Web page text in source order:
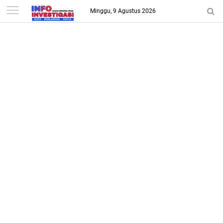
-->
Minggu, 9 Agustus 2026